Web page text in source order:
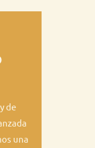
de
una